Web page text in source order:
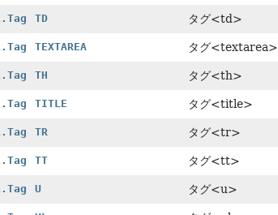
TD タグ<td>
TEXTAREA タグ<textarea>
TH タグ<th>
TITLE タグ<title>
TR タグ<tr>
TT タグ<tt>
U タグ<u>